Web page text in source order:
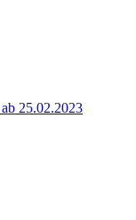
25.02.2023